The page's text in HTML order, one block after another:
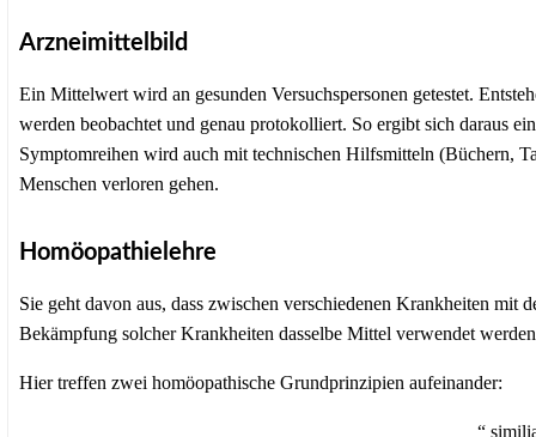
Arzneimittelbild
Ein Mittelwert wird an gesunden Versuchspersonen getestet.
werden beobachtet und genau protokolliert. So ergibt sich daraus
Symptomreihen wird auch mit technischen Hilfsmitteln (Büchern,
Menschen verloren gehen.
Homöopathielehre
Sie geht davon aus, dass zwischen verschiedenen Krankheiten mit
Bekämpfung solcher Krankheiten dasselbe Mittel verwendet
Hier treffen zwei homöopathische Grundprinzipien aufeinander:
“